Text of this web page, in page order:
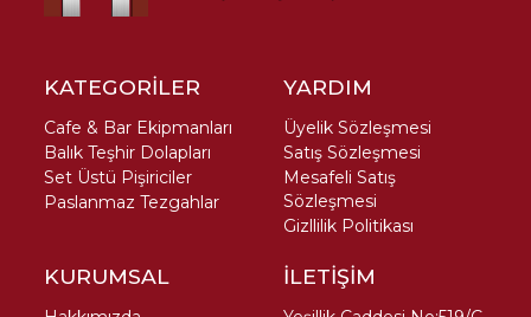
KATEGORİLER
Cafe & Bar Ekipmanları
Balık Teşhir Dolapları
Set Üstü Pişiriciler
Paslanmaz Tezgahlar
YARDIM
Üyelik Sözleşmesi
Satış Sözleşmesi
Mesafeli Satış
Sözleşmesi
Gizllilik Politikası
KURUMSAL İLETİŞİM